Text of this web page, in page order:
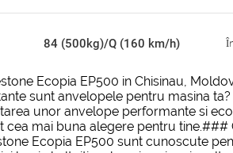
84 (500kg)/Q (160 km/h)
Ecopia EP500 in Chisinau,
sunt anvelopele pentru masina
unor anvelope performante si
cea mai buna alegere pentru
Ecopia EP500 sunt cunoscute